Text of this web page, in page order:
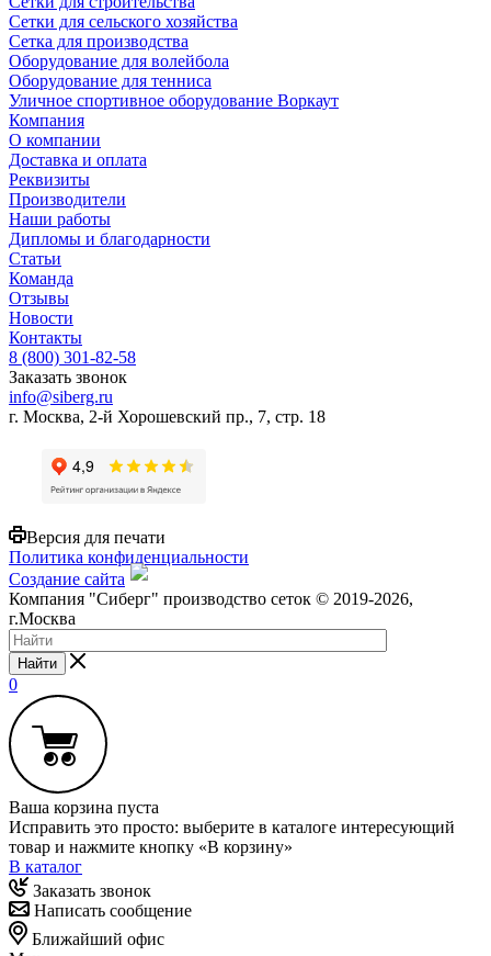
Сетки для сельского хозяйства
Сетка для производства
Оборудование для волейбола
Оборудование для тенниса
Уличное спортивное оборудование Воркаут
Компания
О компании
Доставка и оплата
Реквизиты
Производители
Наши работы
Дипломы и благодарности
Статьи
Команда
Отзывы
Новости
Контакты
8 (800) 301-82-58
Заказать звонок
info@siberg.ru
г. Москва, 2-й Хорошевский пр., 7, стр. 18
Версия для печати
Политика конфиденциальности
Создание сайта
Компания "Сиберг" производство сеток © 2019-2026,
г.Москва
Найти
0
Ваша корзина пуста
Исправить это просто: выберите в каталоге интересующий
товар и нажмите кнопку «В корзину»
В каталог
Заказать звонок
Написать сообщение
Ближайший офис